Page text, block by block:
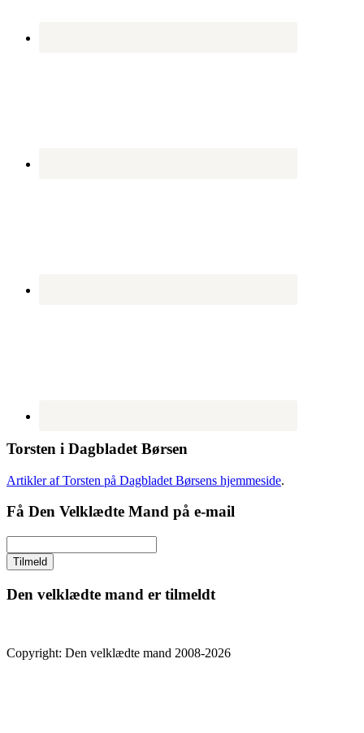
Torsten i Dagbladet Børsen
Artikler af Torsten på Dagbladet Børsens hjemmeside.
Få Den Velklædte Mand på e-mail
Den velklædte mand er tilmeldt
Copyright: Den velklædte mand 2008-2026